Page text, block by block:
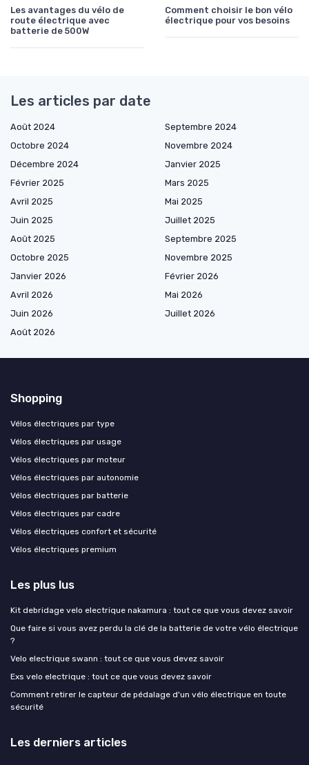
Les avantages du vélo de
route électrique avec
batterie de 500W
Comment choisir le bon vélo
électrique pour vos besoins
Les articles par date
Août 2024
Septembre 2024
Octobre 2024
Novembre 2024
Décembre 2024
Janvier 2025
Février 2025
Mars 2025
Avril 2025
Mai 2025
Juin 2025
Juillet 2025
Août 2025
Septembre 2025
Octobre 2025
Novembre 2025
Janvier 2026
Février 2026
Avril 2026
Mai 2026
Juin 2026
Juillet 2026
Août 2026
Shopping
Vélos électriques par type
Vélos électriques par usage
Vélos électriques par moteur
Vélos électriques par autonomie
Vélos électriques par batterie
Vélos électriques par cadre
Vélos électriques confort et sécurité
Vélos électriques premium
Les plus lus
Kit debridage velo electrique nakamura : tout ce que vous devez savoir
Que faire si vous avez perdu la clé de la batterie de votre vélo électrique
?
Velo electrique swann : tout ce que vous devez savoir
Exs velo electrique : tout ce que vous devez savoir
Comment retirer le capteur de pédalage d'un vélo électrique en toute
sécurité
Les derniers articles